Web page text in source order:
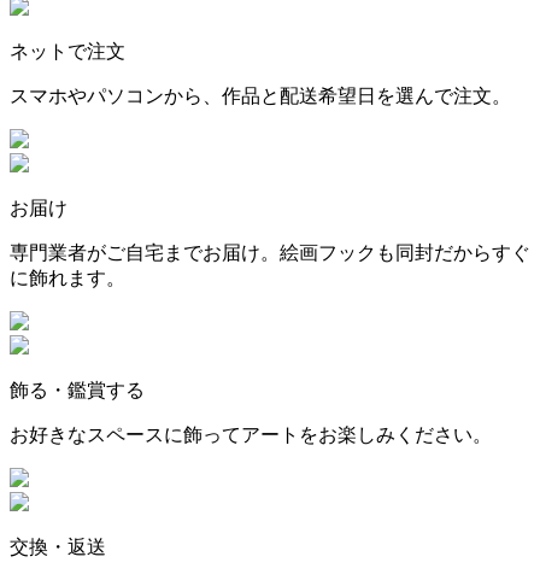
ネットで注文
スマホやパソコンから、作品と配送希望日を選んで注文。
お届け
専門業者がご自宅までお届け。絵画フックも同封だからすぐ
に飾れます。
飾る・鑑賞する
お好きなスペースに飾ってアートをお楽しみください。
交換・返送